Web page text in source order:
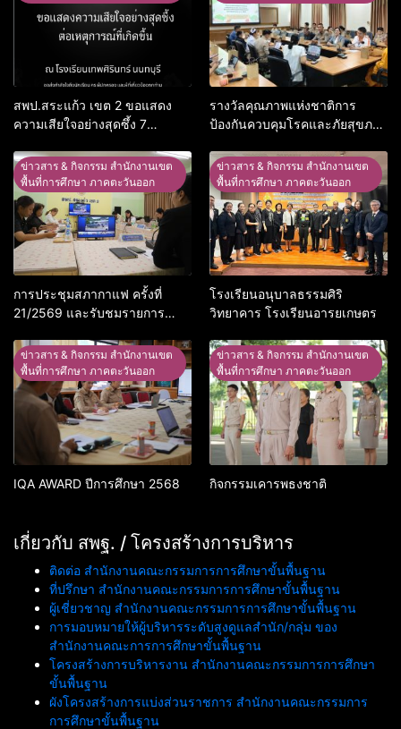
สพป.สระแก้ว เขต 2 ขอแสดง
ความเสียใจอย่างสุดซึ้ง 7
รางวัลคุณภาพแห่งชาติการ
ป้องกันควบคุมโรคและภัยสุขภาพ
ข่าวสาร & กิจกรรม สำนักงานเขต
พื้นที่การศึกษา ภาคตะวันออก
การประชุมสภากาแฟ ครั้งที่
21/2569 และรับชมรายการ
30/2569
ข่าวสาร & กิจกรรม สำนักงานเขต
พื้นที่การศึกษา ภาคตะวันออก
โรงเรียนอนุบาลธรรมศิริ
วิทยาคาร โรงเรียนอารยเกษตร
ข่าวสาร & กิจกรรม สำนักงานเขต
พื้นที่การศึกษา ภาคตะวันออก
IQA AWARD ปีการศึกษา 2568
ข่าวสาร & กิจกรรม สำนักงานเขต
พื้นที่การศึกษา ภาคตะวันออก
กิจกรรมเคารพธงชาติ
เกี่ยวกับ สพฐ. / โครงสร้างการบริหาร
ติดต่อ สำนักงานคณะกรรมการการศึกษาขั้นพื้นฐาน
ที่ปรึกษา สำนักงานคณะกรรมการการศึกษาขั้นพื้นฐาน
ผู้เชี่ยวชาญ สำนักงานคณะกรรมการการศึกษาขั้นพื้นฐาน
การมอบหมายให้ผู้บริหารระดับสูงดูแลสำนัก/กลุ่ม ของ
สำนักงานคณะการการศึกษาขั้นพื้นฐาน
โครงสร้างการบริหารงาน สำนักงานคณะกรรมการการศึกษา
ขั้นพื้นฐาน
ผังโครงสร้างการแบ่งส่วนราชการ สำนักงานคณะกรรมการ
การศึกษาขั้นพื้นฐาน